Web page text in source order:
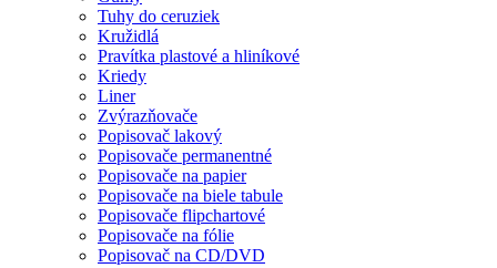
Tuhy do ceruziek
Kružidlá
Pravítka plastové a hliníkové
Kriedy
Liner
Zvýrazňovače
Popisovač lakový
Popisovače permanentné
Popisovače na papier
Popisovače na biele tabule
Popisovače flipchartové
Popisovače na fólie
Popisovač na CD/DVD